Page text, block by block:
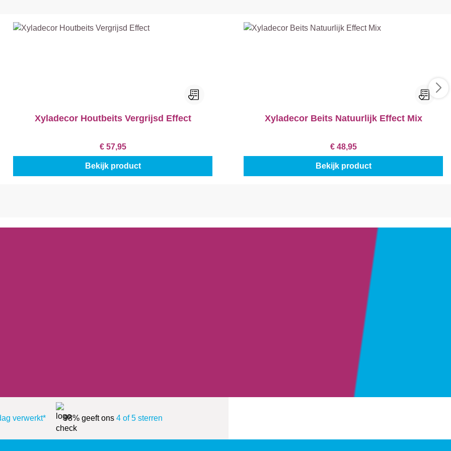
Xyladecor Houtbeits Vergrijsd Effect
€ 57,95
Bekijk product
Xyladecor Beits Natuurlijk Effect Mix
€ 48,95
Bekijk product
verwerkt* 98% geeft ons 4 of 5 sterren